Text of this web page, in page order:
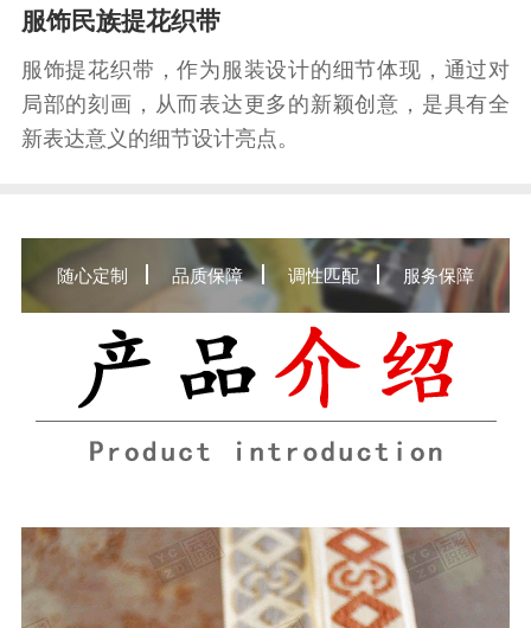
服饰民族提花织带
服饰提花织带，作为服装设计的细节体现，通过对
局部的刻画，从而表达更多的新颖创意，是具有全
新表达意义的细节设计亮点。
随心定制 品质保障 调性匹配 服务保障